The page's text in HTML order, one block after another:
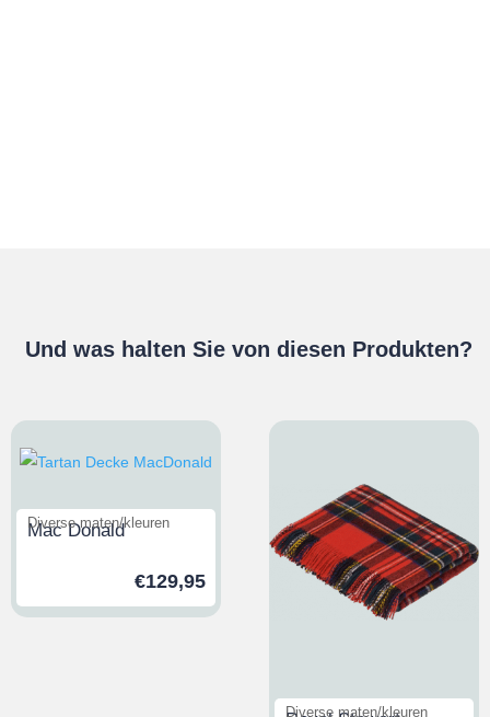
Und was halten Sie von diesen Produkten?
Mac Donald
Diverse maten/kleuren
€129,95
Diverse maten/kleuren